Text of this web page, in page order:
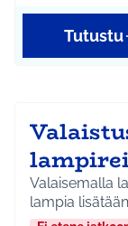
Tutustu
Valaisemalla
lampia